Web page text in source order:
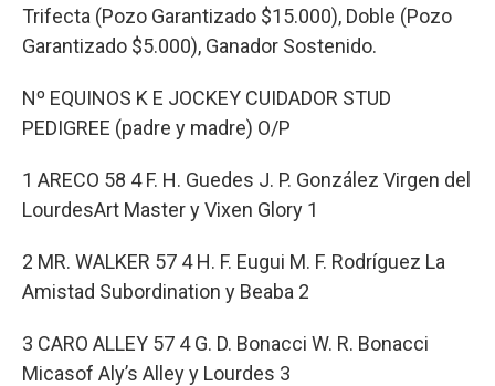
Trifecta (Pozo Garantizado $15.000), Doble (Pozo
Garantizado $5.000), Ganador Sostenido.
Nº EQUINOS K E JOCKEY CUIDADOR STUD
PEDIGREE (padre y madre) O/P
1 ARECO 58 4 F. H. Guedes J. P. González Virgen del
LourdesArt Master y Vixen Glory 1
2 MR. WALKER 57 4 H. F. Eugui M. F. Rodríguez La
Amistad Subordination y Beaba 2
3 CARO ALLEY 57 4 G. D. Bonacci W. R. Bonacci
Micasof Aly’s Alley y Lourdes 3